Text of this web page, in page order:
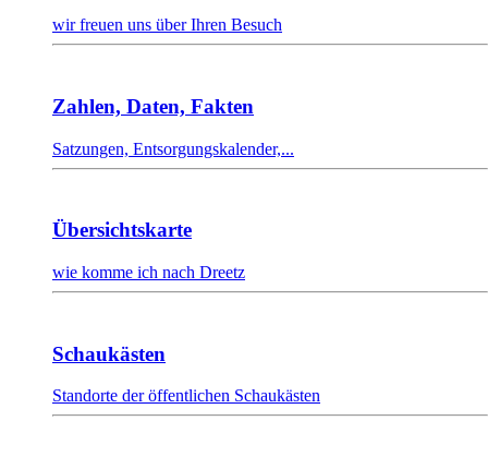
wir freuen uns über Ihren Besuch
Zahlen, Daten, Fakten
Satzungen, Entsorgungskalender,...
Übersichtskarte
wie komme ich nach Dreetz
Schaukästen
Standorte der öffentlichen Schaukästen